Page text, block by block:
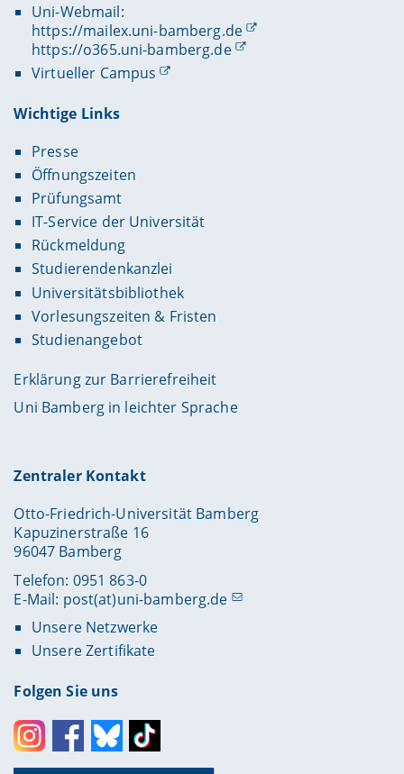
Uni-Webmail:
https://mailex.uni-bamberg.de
https://o365.uni-bamberg.de
Virtueller Campus
Wichtige Links
Presse
Öffnungszeiten
Prüfungsamt
IT-Service der Universität
Rückmeldung
Studierendenkanzlei
Universitätsbibliothek
Vorlesungszeiten & Fristen
Studienangebot
Erklärung zur Barrierefreiheit
Uni Bamberg in leichter Sprache
Zentraler Kontakt
Otto-Friedrich-Universität Bamberg
Kapuzinerstraße 16
96047 Bamberg
Telefon: 0951 863-0
E-Mail: post(at)uni-bamberg.de
Unsere Netzwerke
Unsere Zertifikate
Folgen Sie uns
InstagramFacebookBlueskyToktok